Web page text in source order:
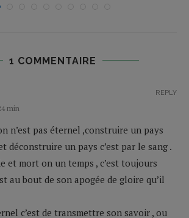
1 COMMENTAIRE
min
n’est pas éternel ,construire un pays
déconstruire un pays c’est par le sang .
et mort on un temps , c’est toujours
au bout de son apogée de gloire qu’il
c’est de transmettre son savoir , ou
REPLY